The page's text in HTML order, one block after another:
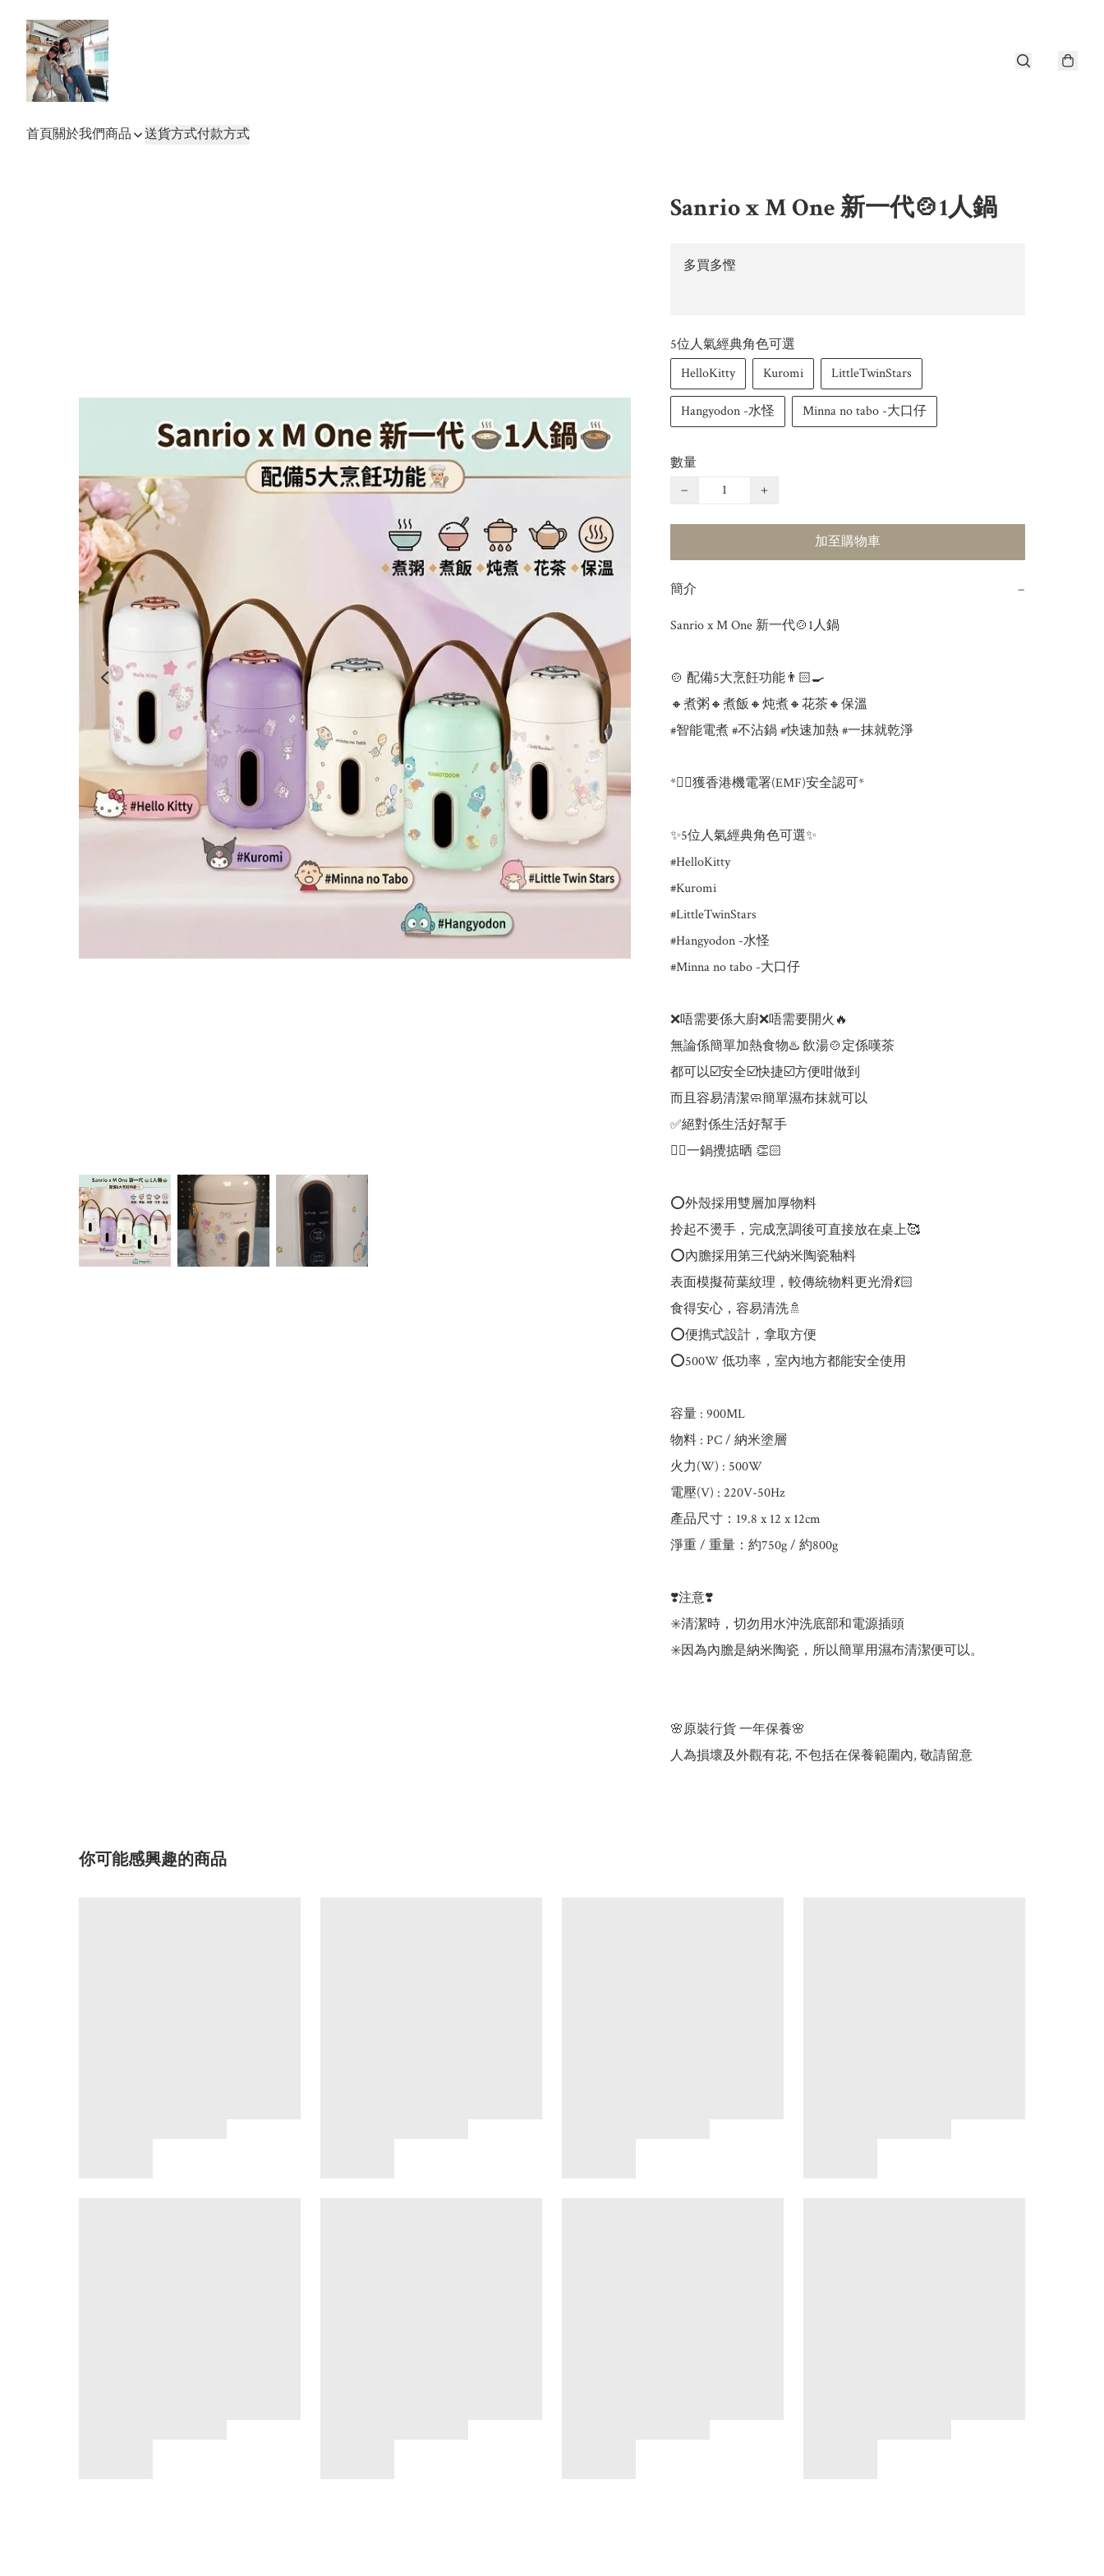
首頁關於我們商品 送貨方式付款方式
Sanrio x M One 新一代🍲1人鍋
多買多慳
5位人氣經典角色可選
HelloKitty
Kuromi LittleTwinStars
Hangyodon -水怪 Minna no tabo -大口仔
數量
−
+
加至購物車
簡介 −
Sanrio x M One 新一代🍲1人鍋
🍲 配備5大烹飪功能👨🏻‍🍳
🔸煮粥🔸煮飯🔸炖煮🔸花茶🔸保溫
#智能電煮 #不沾鍋 #快速加熱 #一抹就乾淨
*👍🏻獲香港機電署(EMF)安全認可*
✨5位人氣經典角色可選✨
#HelloKitty
#Kuromi
#LittleTwinStars
#Hangyodon -水怪
#Minna no tabo -大口仔
❌唔需要係大廚❌唔需要開火🔥
無論係簡單加熱食物♨️ 飲湯🍲定係嘆茶
都可以☑️安全☑️快捷☑️方便咁做到
而且容易清潔🧼簡單濕布抹就可以
✅絕對係生活好幫手
👍🏻一鍋攪掂晒 👏🏻
⭕️外殼採用雙層加厚物料
拎起不燙手，完成烹調後可直接放在桌上🥰
⭕️內膽採用第三代納米陶瓷釉料
表面模擬荷葉紋理，較傳統物料更光滑💃🏻
食得安心，容易清洗🚿
⭕️便擕式設計，拿取方便
⭕️500W 低功率，室內地方都能安全使用
容量 : 900ML
物料 : PC / 納米塗層
火力(W) : 500W
電壓(V) : 220V-50Hz
產品尺寸：19.8 x 12 x 12cm
淨重 / 重量：約750g / 約800g
❣️注意❣️
✳️清潔時，切勿用水沖洗底部和電源插頭
✳️因為內膽是納米陶瓷，所以簡單用濕布清潔便可以。
🌸原裝行貨 一年保養🌸
人為損壞及外觀有花, 不包括在保養範圍內, 敬請留意
你可能感興趣的商品